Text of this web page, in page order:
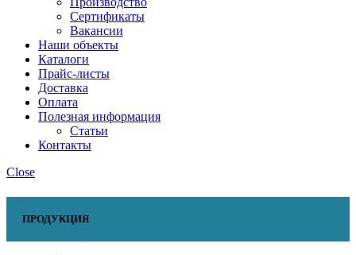
Сертификаты
Вакансии
Наши объекты
Каталоги
Прайс-листы
Доставка
Оплата
Полезная информация
Статьи
Контакты
Close
ПРОДУКЦИЯ